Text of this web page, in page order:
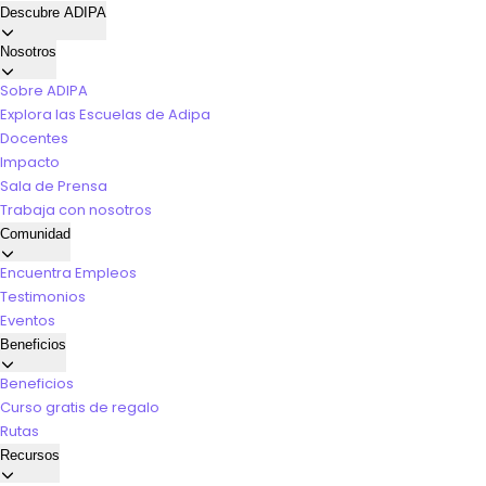
Descubre ADIPA
Nosotros
Sobre ADIPA
Explora las Escuelas de Adipa
Docentes
Impacto
Sala de Prensa
Trabaja con nosotros
Comunidad
Encuentra Empleos
Testimonios
Eventos
Beneficios
Beneficios
Curso gratis de regalo
Rutas
Recursos